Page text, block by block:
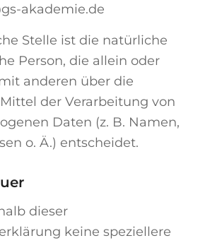
akademie.de
Stelle ist die natürliche
Person, die allein oder
anderen über die
der Verarbeitung von
Daten (z. B. Namen,
o. Ä.) entscheidet.
dieser
keine speziellere